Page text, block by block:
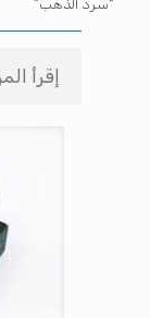
“سرد الذهب”
إقرأ